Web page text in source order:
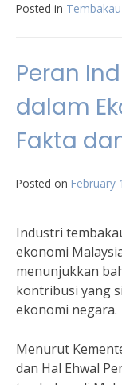
Posted in Tembakau
Peran
dalam
Fakta
Posted on February
Industri
ekonomi
menunjukkan
kontribusi yang
ekonomi negara.
Menurut
dan Hal Ehwal